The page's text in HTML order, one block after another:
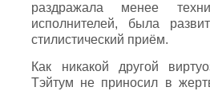
раздражала менее
исполнителей, была
стилистический приём.
Как никакой другой
Тэйтум не приносил в